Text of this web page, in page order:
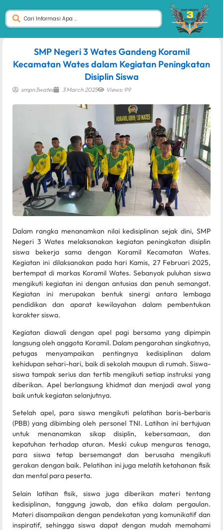
SMP Negeri 3 Wates Gandeng Koramil
Kecamatan Wates dalam Kegiatan Peningkatan
Disiplin Siswa
smpn3wates 3 March 2025 Views: 99
Dalam rangka menanamkan nilai kedisiplinan sejak dini, SMP
Negeri 3 Wates melaksanakan kegiatan peningkatan disiplin
siswa bekerja sama dengan Koramil Kecamatan Wates.
Kegiatan ini dilaksanakan pada hari Kamis, 27 Februari 2025,
bertempat di markas Koramil Wates. Sebanyak puluhan siswa
mengikuti kegiatan ini dengan antusias dan penuh semangat.
Kegiatan ini merupakan bentuk sinergi antara lembaga
pendidikan dan aparat kewilayahan dalam pembentukan
karakter siswa.
Kegiatan diawali dengan apel pagi bersama yang dipimpin
langsung oleh anggota Koramil. Dalam pengarahan singkatnya,
petugas menyampaikan pentingnya kedisiplinan dalam
kehidupan sehari-hari, baik di sekolah maupun di rumah. Siswa-
siswa tampak serius dan tertib mengikuti setiap instruksi yang
diberikan. Apel berlangsung khidmat dan menjadi awal yang
baik untuk kegiatan selanjutnya.
Setelah apel, para siswa mengikuti pelatihan baris-berbaris
(PBB) yang dibimbing oleh personel TNI. Latihan ini bertujuan
untuk menanamkan sikap disiplin, kebersamaan, dan
kepatuhan terhadap aturan. Meski cukup menguras tenaga,
para siswa tetap bersemangat dan berusaha mengikuti
gerakan dengan baik. Pelatihan ini juga melatih ketahanan fisik
dan mental para peserta.
Selain latihan fisik, siswa juga diberikan materi tentang
kedisiplinan, tanggung jawab, dan etika dalam pergaulan.
Materi disampaikan dengan pendekatan yang komunikatif dan
inspiratif, sehingga siswa dapat dengan mudah memahami